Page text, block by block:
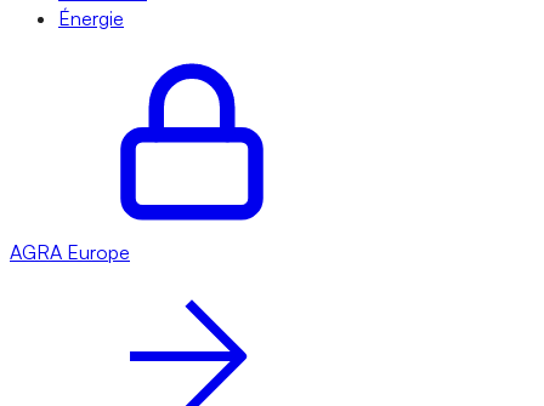
Énergie
AGRA Europe